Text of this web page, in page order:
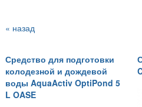
« назад
Средство для подготовки
колодезной и дождевой
воды AquaActiv OptiPond 5
L OASE